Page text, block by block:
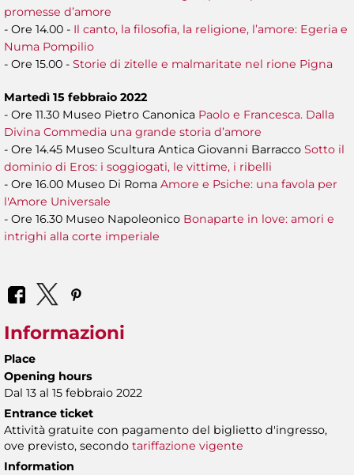
promesse d’amore
- Ore 14.00 - Il canto, la filosofia, la religione, l’amore: Egeria e
Numa Pompilio
- Ore 15.00 - Storie di zitelle e malmaritate nel rione Pigna
Martedì 15 febbraio 2022
- Ore 11.30 Museo Pietro Canonica Paolo e Francesca. Dalla
Divina Commedia una grande storia d’amore
- Ore 14.45 Museo Scultura Antica Giovanni Barracco Sotto il
dominio di Eros: i soggiogati, le vittime, i ribelli
- Ore 16.00 Museo Di Roma Amore e Psiche: una favola per
l'Amore Universale
- Ore 16.30 Museo Napoleonico Bonaparte in love: amori e
intrighi alla corte imperiale
Informazioni
Place
Opening hours
Dal 13 al 15 febbraio 2022
Entrance ticket
Attività gratuite con pagamento del biglietto d'ingresso,
ove previsto, secondo tariffazione vigente
Information